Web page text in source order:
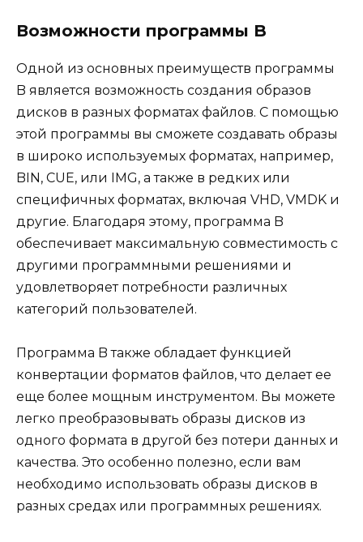
Возможности программы B
Одной из основных преимуществ программы
B является возможность создания образов
дисков в разных форматах файлов. С помощью
этой программы вы сможете создавать образы
в широко используемых форматах, например,
BIN, CUE, или IMG, а также в редких или
специфичных форматах, включая VHD, VMDK и
другие. Благодаря этому, программа B
обеспечивает максимальную совместимость с
другими программными решениями и
удовлетворяет потребности различных
категорий пользователей.
Программа B также обладает функцией
конвертации форматов файлов, что делает ее
еще более мощным инструментом. Вы можете
легко преобразовывать образы дисков из
одного формата в другой без потери данных и
качества. Это особенно полезно, если вам
необходимо использовать образы дисков в
разных средах или программных решениях.